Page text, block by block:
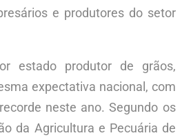
e produtores do setor
estado produtor de grãos,
expectativa nacional, com
neste ano. Segundo os
da Agricultura e Pecuária de